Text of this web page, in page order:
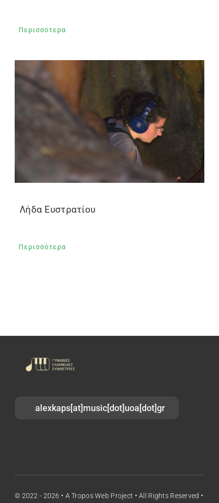
Περισσότερα
Λήδα Ευστρατίου
Περισσότερα
alexkaps[at]music[dot]uoa[dot]gr
© 2022 - 2026 • A TroposWeb Project • All Rights Reserved •